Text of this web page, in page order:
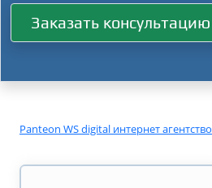
Заказать консультацию
Panteon WS digital интернет агентство